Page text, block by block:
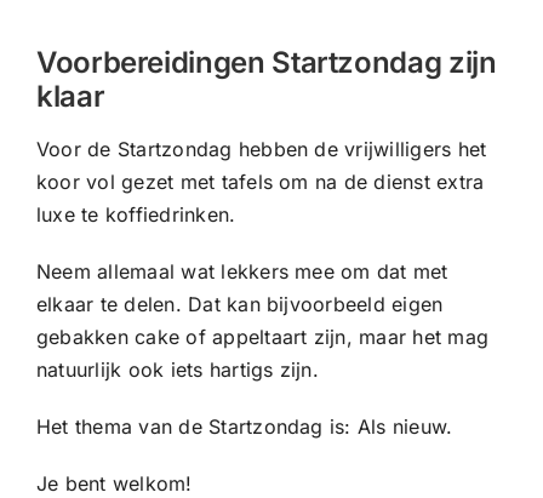
Zoeken
naar:
Voorbereidingen Startzondag zijn
klaar
Voor de Startzondag hebben de vrijwilligers het
koor vol gezet met tafels om na de dienst extra
luxe te koffiedrinken.
Neem allemaal wat lekkers mee om dat met
elkaar te delen. Dat kan bijvoorbeeld eigen
gebakken cake of appeltaart zijn, maar het mag
natuurlijk ook iets hartigs zijn.
Het thema van de Startzondag is: Als nieuw.
Je bent welkom!